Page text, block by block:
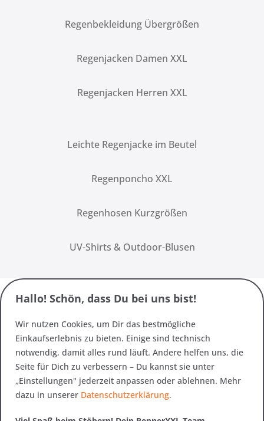
Regenbekleidung Übergrößen
Regenjacken Damen XXL
Regenjacken Herren XXL
Leichte Regenjacke im Beutel
Regenponcho XXL
Regenhosen Kurzgrößen
UV-Shirts & Outdoor-Blusen
Hallo! Schön, dass Du bei uns bist!
Wir nutzen Cookies, um Dir das bestmögliche
Einkaufserlebnis zu bieten. Einige sind technisch
notwendig, damit alles rund läuft. Andere helfen uns, die
Seite für Dich zu verbessern – Du kannst sie unter
„Einstellungen" jederzeit anpassen oder ablehnen. Mehr
dazu in unserer Datenschutzerklärung.